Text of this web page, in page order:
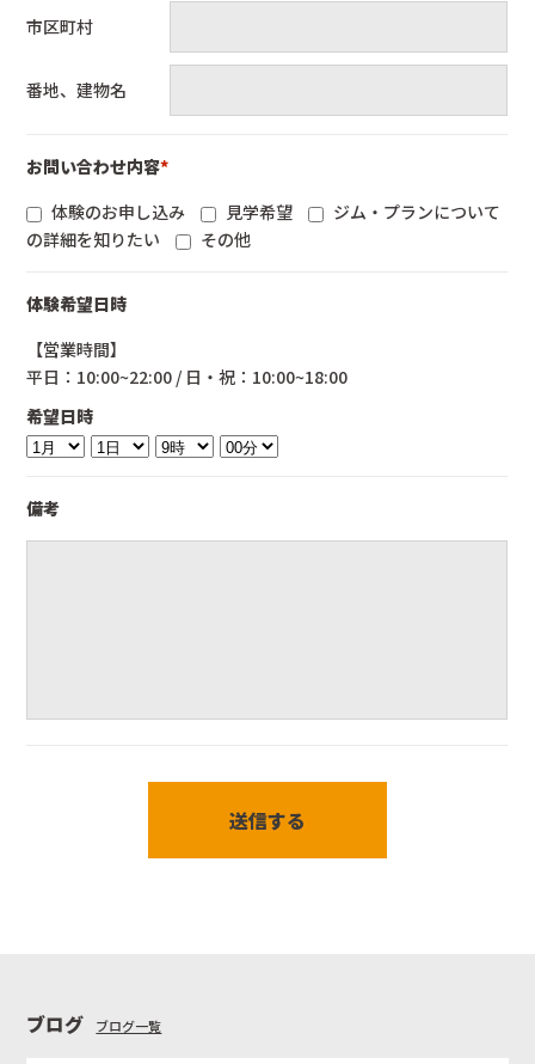
市区町村
番地、建物名
お問い合わせ内容*
体験のお申し込み
見学希望
ジム・プランについて
の詳細を知りたい
その他
体験希望日時
【営業時間】
平日：10:00~22:00 / 日・祝：10:00~18:00
希望日時
備考
ブログ ブログ一覧